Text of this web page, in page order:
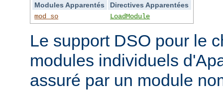
Modules Apparentés
Directives Apparentées
mod_so
LoadModule
Le support DSO pour le
modules individuels
assuré par un module